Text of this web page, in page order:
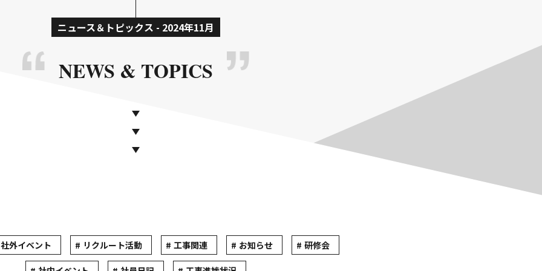
ニュース＆トピックス - 2024年11月
NEWS & TOPICS
社外イベント リクルート活動 工事関連 お知らせ 研修会